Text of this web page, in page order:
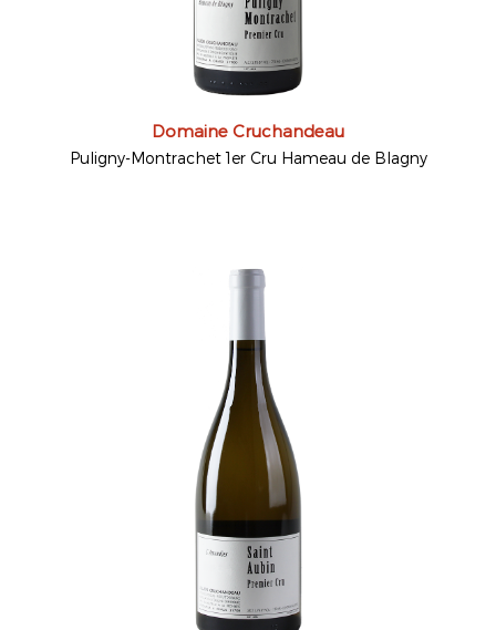
Domaine Cruchandeau
Puligny-Montrachet 1er Cru Hameau de Blagny